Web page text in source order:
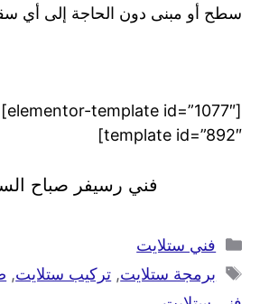
سطح أو مبنى دون الحاجة إلى أي
template id=”892″]
فني رسيفر صباح
فني ستلايت
برمجة ستلايت, تركيب ستلايت,